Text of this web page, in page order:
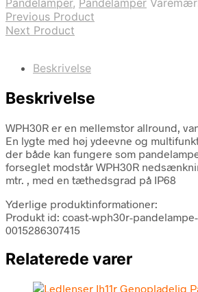
Pandelamper, Pandelamper
Previous Product
Next Product
Beskrivelse
Beskrivelse
WPH30R er en mellemstor allround,
En lygte med høj ydeevne og
der både kan fungere som
forseglet modstår WPH30R
mtr. , med en tæthedsgrad på IP68
Yderlige produktinformationer:
Produkt id: coast-wph30r-
0015286307415
Relaterede varer